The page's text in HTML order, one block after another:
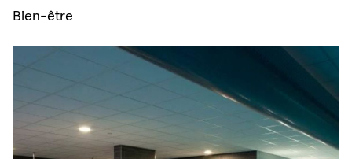
Bien-être